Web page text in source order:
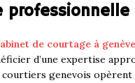
de courtage à genève
d’une expertise
courtiers genevois